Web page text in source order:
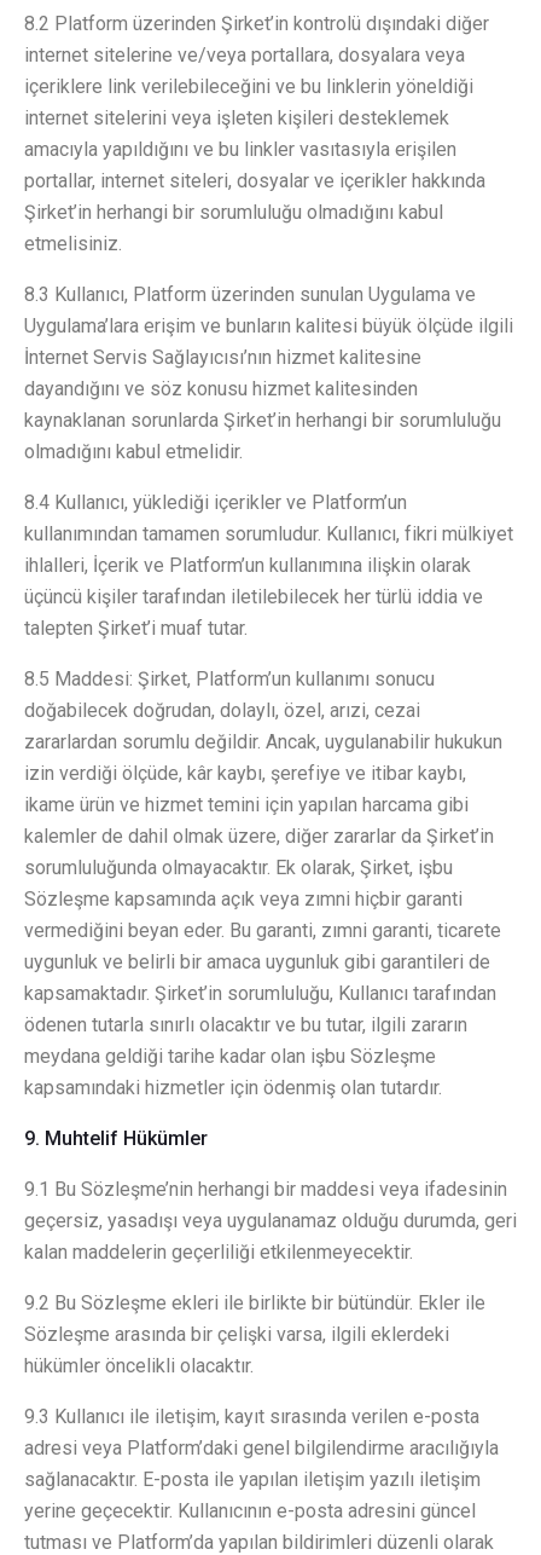
8.2 Platform üzerinden Şirket’in kontrolü dışındaki diğer
internet sitelerine ve/veya portallara, dosyalara veya
içeriklere link verilebileceğini ve bu linklerin yöneldiği
internet sitelerini veya işleten kişileri desteklemek
amacıyla yapıldığını ve bu linkler vasıtasıyla erişilen
portallar, internet siteleri, dosyalar ve içerikler hakkında
Şirket’in herhangi bir sorumluluğu olmadığını kabul
etmelisiniz.
8.3 Kullanıcı, Platform üzerinden sunulan Uygulama ve
Uygulama’lara erişim ve bunların kalitesi büyük ölçüde ilgili
İnternet Servis Sağlayıcısı’nın hizmet kalitesine
dayandığını ve söz konusu hizmet kalitesinden
kaynaklanan sorunlarda Şirket’in herhangi bir sorumluluğu
olmadığını kabul etmelidir.
8.4 Kullanıcı, yüklediği içerikler ve Platform’un
kullanımından tamamen sorumludur. Kullanıcı, fikri mülkiyet
ihlalleri, İçerik ve Platform’un kullanımına ilişkin olarak
üçüncü kişiler tarafından iletilebilecek her türlü iddia ve
talepten Şirket’i muaf tutar.
8.5 Maddesi: Şirket, Platform’un kullanımı sonucu
doğabilecek doğrudan, dolaylı, özel, arızi, cezai
zararlardan sorumlu değildir. Ancak, uygulanabilir hukukun
izin verdiği ölçüde, kâr kaybı, şerefiye ve itibar kaybı,
ikame ürün ve hizmet temini için yapılan harcama gibi
kalemler de dahil olmak üzere, diğer zararlar da Şirket’in
sorumluluğunda olmayacaktır. Ek olarak, Şirket, işbu
Sözleşme kapsamında açık veya zımni hiçbir garanti
vermediğini beyan eder. Bu garanti, zımni garanti, ticarete
uygunluk ve belirli bir amaca uygunluk gibi garantileri de
kapsamaktadır. Şirket’in sorumluluğu, Kullanıcı tarafından
ödenen tutarla sınırlı olacaktır ve bu tutar, ilgili zararın
meydana geldiği tarihe kadar olan işbu Sözleşme
kapsamındaki hizmetler için ödenmiş olan tutardır.
9. Muhtelif Hükümler
9.1 Bu Sözleşme’nin herhangi bir maddesi veya ifadesinin
geçersiz, yasadışı veya uygulanamaz olduğu durumda, geri
kalan maddelerin geçerliliği etkilenmeyecektir.
9.2 Bu Sözleşme ekleri ile birlikte bir bütündür. Ekler ile
Sözleşme arasında bir çelişki varsa, ilgili eklerdeki
hükümler öncelikli olacaktır.
9.3 Kullanıcı ile iletişim, kayıt sırasında verilen e-posta
adresi veya Platform’daki genel bilgilendirme aracılığıyla
sağlanacaktır. E-posta ile yapılan iletişim yazılı iletişim
yerine geçecektir. Kullanıcının e-posta adresini güncel
tutması ve Platform’da yapılan bildirimleri düzenli olarak